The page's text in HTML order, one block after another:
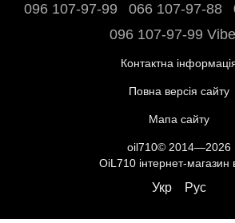
096 107-97-99 066 107-97-88
096 107-97-99
Контактна
Повна версія сайту
Мапа сайту
oil710© 2014—2026
OiL710 інтернет-магазин
Укр Рус